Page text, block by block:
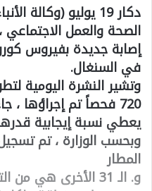
دكار 19 يوليو
في السنغال.
وتشير النشرة اليومية
يعطي نسبة إيجابية قدرها
وبحسب الوزارة ، تم
المطار
و. الـ 31 الأخرى هي من التنقل المجتمعي.